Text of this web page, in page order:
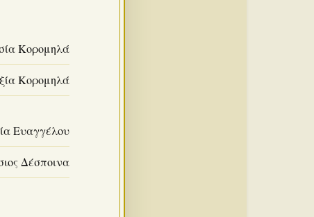
Κορομηλά
Κορομηλά
Ευαγγέλου
Δέσποινα